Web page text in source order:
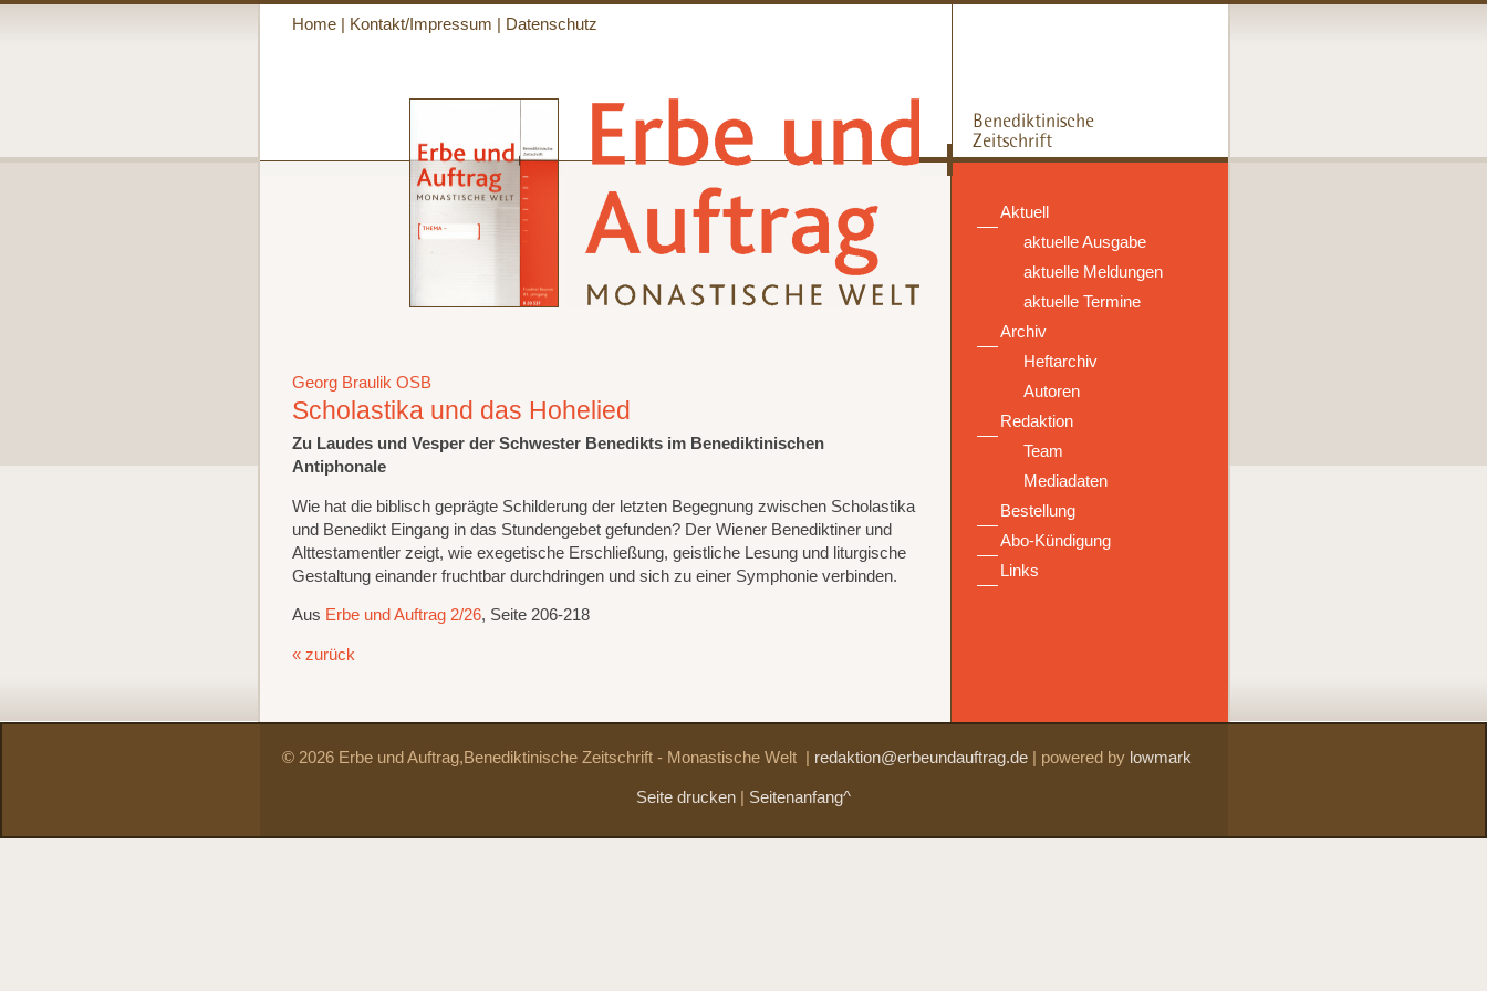
Home| Kontakt/Impressum Datenschutz
Aktuell
aktuelle Ausgabe
aktuelle Meldungen
aktuelle Termine
Archiv
Heftarchiv
Autoren
Redaktion
Team
Mediadaten
Bestellung
Abo-Kündigung
Links
Georg Braulik OSB
Scholastika und das Hohelied
Zu Laudes und Vesper der Schwester Benedikts im Benediktinischen
Antiphonale
Wie hat die biblisch geprägte Schilderung der letzten Begegnung zwischen Scholastika
und Benedikt Eingang in das Stundengebet gefunden? Der Wiener Benediktiner und
Alttestamentler zeigt, wie exegetische Erschließung, geistliche Lesung und liturgische
Gestaltung einander fruchtbar durchdringen und sich zu einer Symphonie verbinden.
Aus Erbe und Auftrag 2/26, Seite 206-218
« zurück
© 2026 Erbe und Auftrag,Benediktinische Zeitschrift - Monastische Welt redaktion@erbeundauftrag.de| powered by lowmark
Seite drucken Seitenanfang^